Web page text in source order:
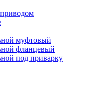
муфтовый
фланцевый
под приварку